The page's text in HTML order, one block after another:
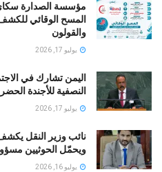
مؤسسة الصدارة سكاي
المسح الوقائي
والقولون
يوليو 17, 2026
اليمن تشارك في
النصفية للأجندة
يوليو 17, 2026
نائب وزير النقل
ويحمّل الحوثيين
يوليو 16, 2026